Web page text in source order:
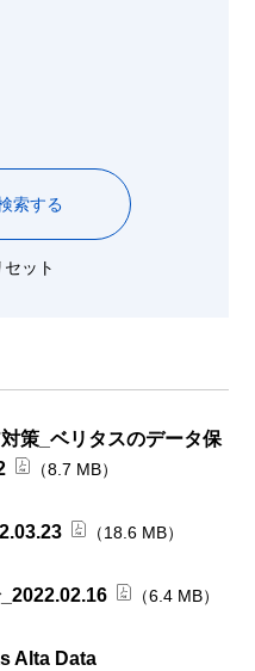
索する
ット
策_ベリタスのデータ保
（8.7 MB）
（18.6 MB）
（6.4 MB）
Alta Data